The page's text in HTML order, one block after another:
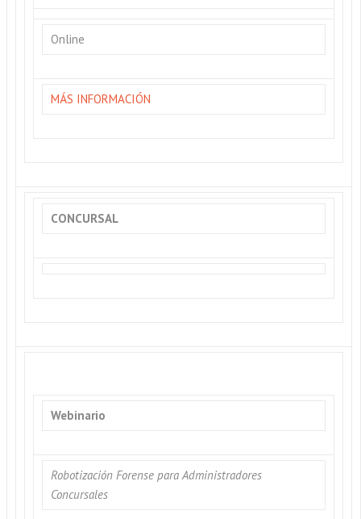
Online
MÁS INFORMACIÓN
CONCURSAL
Webinario
Robotización Forense para Administradores
Concursales